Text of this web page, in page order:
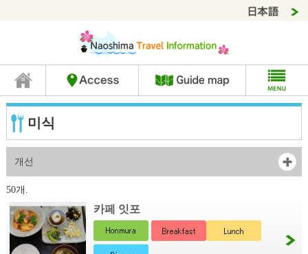
미식
개선
50개.
카페 잇포